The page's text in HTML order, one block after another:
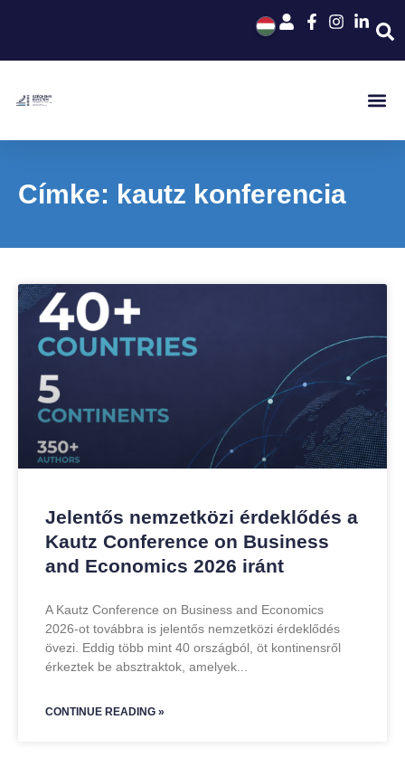
Címke: kautz konferencia
Jelentős nemzetközi érdeklődés a
Kautz Conference on Business
and Economics 2026 iránt
A Kautz Conference on Business and Economics
2026-ot továbbra is jelentős nemzetközi érdeklődés
övezi. Eddig több mint 40 országból, öt kontinensről
érkeztek be absztraktok, amelyek
CONTINUE READING »